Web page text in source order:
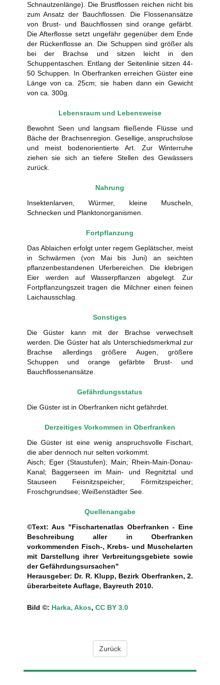
Schnautzenlänge). Die Brustflossen reichen nicht bis
zum Ansatz der Bauchflossen. Die Flossenansätze
von Brust- und Bauchflossen sind orange gefärbt.
Die Afterflosse setzt ungefähr gegenüber dem Ende
der Rückenflosse an. Die Schuppen sind größer als
bei der Brachse und sitzen leicht in den
Schuppentaschen. Entlang der Seitenlinie sitzen 44-
50 Schuppen. In Oberfranken erreichen Güster eine
Länge von ca. 25cm; sie haben dann ein Gewicht
von ca. 300g.
Lebensraum und Lebensweise
Bewohnt Seen und langsam fließende Flüsse und
Bäche der Brachsenregion. Gesellige, anspruchslose
und meist bodenorientierte Art. Zur Winterruhe
ziehen sie sich an tiefere Stellen des Gewässers
zurück.
Nahrung
Insektenlarven, Würmer, kleine Muscheln,
Schnecken und Planktonorganismen.
Fortpflanzung
Das Ablaichen erfolgt unter regem Geplätscher, meist
in Schwärmen (von Mai bis Juni) an seichten
pflanzenbestandenen Uferbereichen. Die klebrigen
Eier werden auf Wasserpflanzen abgelegt. Zur
Fortpflanzungszeit tragen die Milchner einen feinen
Laichausschlag.
Sonstiges
Die Güster kann mit der Brachse verwechselt
werden. Die Güster hat als Unterschiedsmerkmal zur
Brachse allerdings größere Augen, größere
Schuppen und orange gefärbte Brust- und
Bauchflossenansätze.
Gefährdungsstatus
Die Güster ist in Oberfranken nicht gefährdet.
Derzeitiges Vorkommen in Oberfranken
Die Güster ist eine wenig anspruchsvolle Fischart,
die aber dennoch nur selten vorkommt.
Aisch; Eger (Staustufen); Main; Rhein-Main-Donau-
Kanal; Baggerseen im Main- und Regnitztal und
Stauseen Feisnitzspeicher; Förmitzspeicher;
Froschgrundsee; Weißenstädter See.
Quellenangabe
©Text: Aus "Fischartenatlas Oberfranken - Eine
Beschreibung aller in Oberfranken
vorkommenden Fisch-, Krebs- und Muschelarten
mit Darstellung ihrer Verbreitungsgebiete sowie
der Gefährdungsursachen"
Herausgeber: Dr. R. Klupp, Bezirk Oberfranken, 2.
überarbeitete Auflage, Bayreuth 2010.
Bild ©: Harka, Akos, CC BY 3.0
Zurück